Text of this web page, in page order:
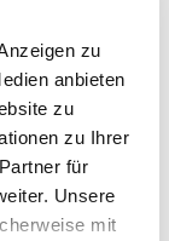
zu
anbieten
zu
zu Ihrer
für
Unsere
mit